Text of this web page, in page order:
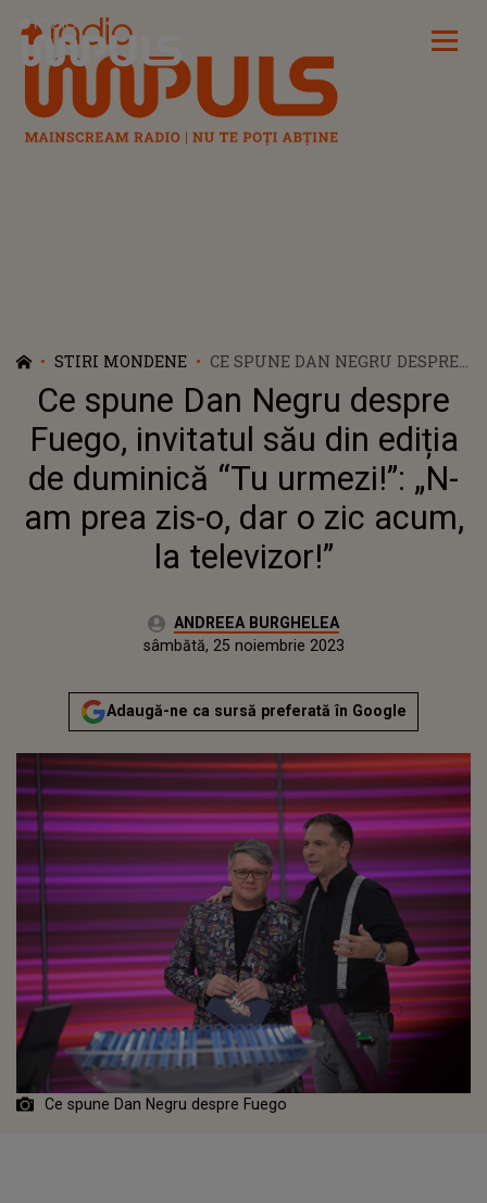
Radio Impuls
STIRI MONDENE
CE SPUNE DAN NEGRU DESPRE
FUEGO, INVITATUL SĂU DIN
EDIȚIA DE DUMINICĂ “TU
URMEZI!”: „N-AM PREA ZIS-O,
DAR O ZIC ACUM, LA
TELEVIZOR!”
Ce spune Dan Negru despre
Fuego, invitatul său din ediția
de duminică “Tu urmezi!”: „N-
am prea zis-o, dar o zic acum,
la televizor!”
Autor:ANDREEA BURGHELEA
vineri, 25 noiembrie 2022
Actualizat:
sâmbătă, 25 noiembrie 2023
Adaugă-ne ca sursă preferată în Google
Ce spune Dan Negru despre Fuego